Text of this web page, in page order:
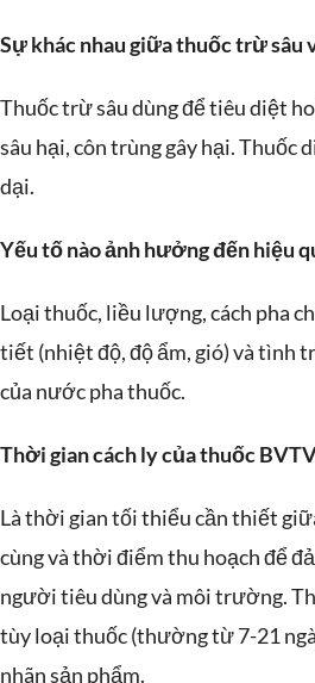
Sự khác nhau giữa thuốc trừ sâu
Thuốc trừ sâu dùng để tiêu diệt
sâu hại, côn trùng gây hại. Thuốc
dại.
Yếu tố nào ảnh hưởng đến hiệu
Loại thuốc, liều lượng, cách pha
tiết (nhiệt độ, độ ẩm, gió) và tình
của nước pha thuốc.
Thời gian cách ly của thuốc
Là thời gian tối thiểu cần thiết
cùng và thời điểm thu hoạch để
người tiêu dùng và môi trường.
tùy loại thuốc (thường từ 7-21
nhãn sản phẩm.